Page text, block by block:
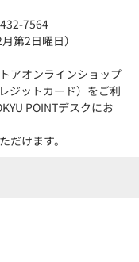
7564
第2日曜日）
アオンラインショップ
ジットカード）をご利
POINTデスクにお
けます。